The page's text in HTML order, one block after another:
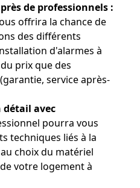
de professionnels :
offrira la chance de
des différents
d'alarmes à
prix que des
service après-
détail avec
pourra vous
techniques liés à la
choix du matériel
votre logement à